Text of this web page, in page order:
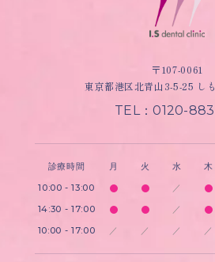
〒107-0061
東京都港区北青山3-5-25 し
TEL：0120-
診療時間 月 火 水 木
10:00 - 13:00 ／
14:30 - 17:00 ／
10:00 - 17:00 ／ ／ ／ ／